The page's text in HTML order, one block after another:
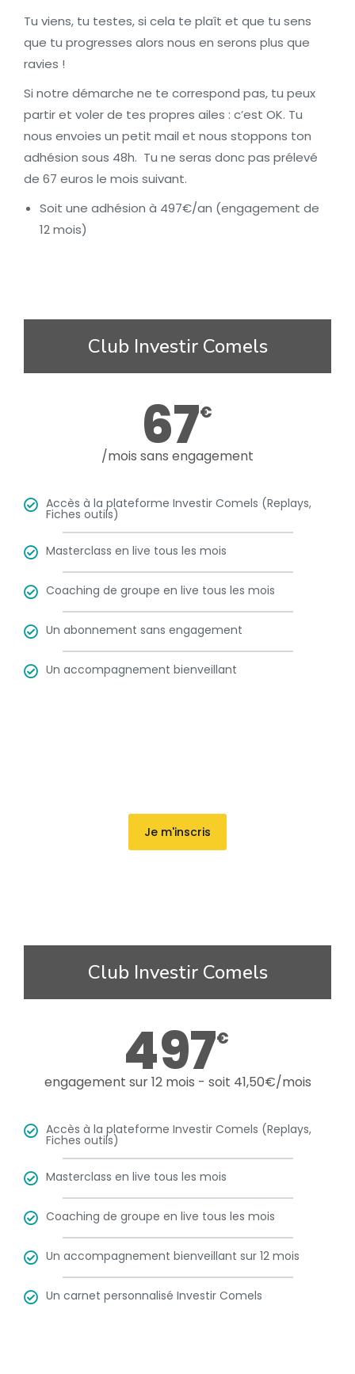
Tu viens, tu testes, si cela te plaît et que tu sens
que tu progresses alors nous en serons plus que
ravies !
Si notre démarche ne te correspond pas, tu peux
partir et voler de tes propres ailes : c’est OK. Tu
nous envoies un petit mail et nous stoppons ton
adhésion sous 48h. Tu ne seras donc pas prélevé
de 67 euros le mois suivant.
Soit une adhésion à 497€/an (engagement de
12 mois)
Club Investir Comels
67€
/mois sans engagement
Accès à la plateforme Investir Comels (Replays,
Fiches outils)
Masterclass en live tous les mois
Coaching de groupe en live tous les mois
Un abonnement sans engagement
Un accompagnement bienveillant
Je m'inscris
Club Investir Comels
497€
engagement sur 12 mois - soit 41,50€/mois
Accès à la plateforme Investir Comels (Replays,
Fiches outils)
Masterclass en live tous les mois
Coaching de groupe en live tous les mois
Un accompagnement bienveillant sur 12 mois
Un carnet personnalisé Investir Comels